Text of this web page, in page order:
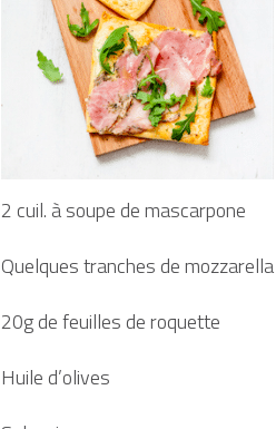
2 cuil. à soupe de mascarpone
Quelques tranches de
20g de feuilles de roquette
Huile d’olives